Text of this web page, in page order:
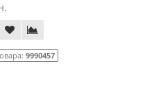
9990457